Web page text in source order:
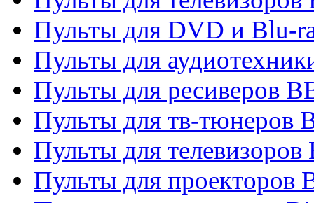
Пульты для DVD и Blu-
Пульты для
Пульты для ресиверов
Пульты для тв-тюнеров
Пульты для телевизоров
Пульты для проекторов